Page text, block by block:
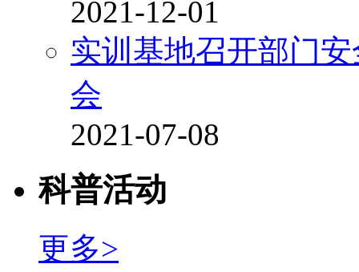
2021-12-01
实训基地召开部门
会
2021-07-08
科普活动
更多>